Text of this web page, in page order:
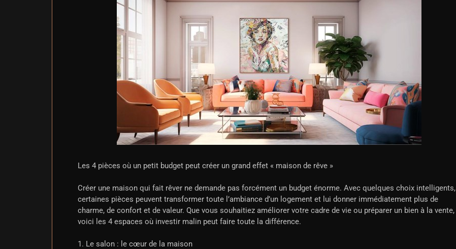
Les 4 pièces où un petit budget peut créer un grand effet « maison de rêve »
Créer une maison qui fait rêver ne demande pas forcément un budget énorme. Avec quelques choix intelligents,
certaines pièces peuvent transformer toute l’ambiance d’un logement et lui donner immédiatement plus de
charme, de confort et de valeur. Que vous souhaitiez améliorer votre cadre de vie ou préparer un bien à la vente,
voici les 4 espaces où investir malin peut faire toute la différence.
1. Le salon : le cœur de la maison